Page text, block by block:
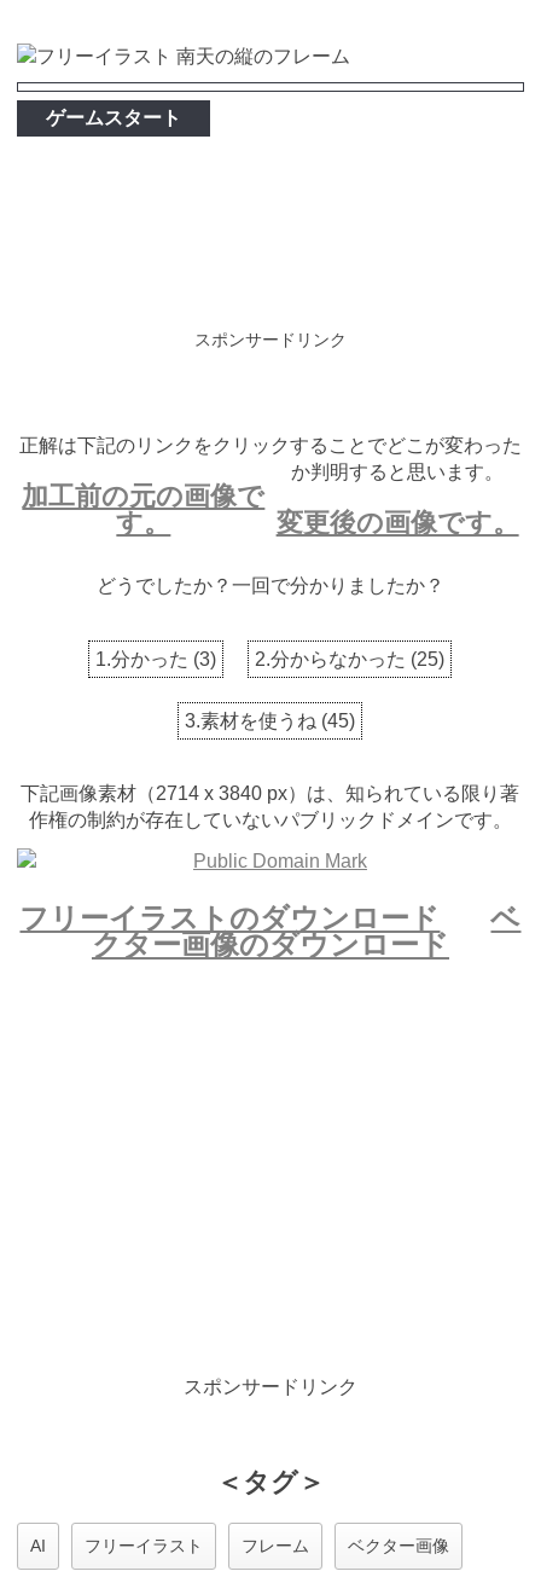
ゲームスタート
スポンサードリンク
正解は下記のリンクをクリックすることでどこが変わった
か判明すると思います。
加工前の元の画像で
す。
変更後の画像です。
どうでしたか？一回で分かりましたか？
1.分かった (3) 2.分からなかった (25)
3.素材を使うね (45)
下記画像素材（2714 x 3840 px）は、知られている限り著
作権の制約が存在していないパブリックドメインです。
フリーイラストのダウンロード
ベ
クター画像のダウンロード
スポンサードリンク
＜タグ＞
AI フリーイラスト フレーム ベクター画像